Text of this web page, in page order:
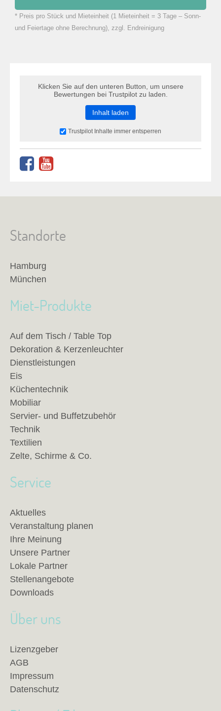
zu Warenkorb hinzugefügt.
* Preis pro Stück und Mieteinheit (1 Mieteinheit = 3 Tage – Sonn-
und Feiertage ohne Berechnung), zzgl. Endreinigung
Klicken Sie auf den unteren Button, um unsere
Bewertungen bei Trustpilot zu laden.
Inhalt laden
Trustpilot Inhalte immer entsperren
Standorte
Hamburg
München
Miet-Produkte
Auf dem Tisch / Table Top
Dekoration & Kerzenleuchter
Dienstleistungen
Eis
Küchentechnik
Mobiliar
Servier- und Buffetzubehör
Technik
Textilien
Zelte, Schirme & Co.
Service
Aktuelles
Veranstaltung planen
Ihre Meinung
Unsere Partner
Lokale Partner
Stellenangebote
Downloads
Über uns
Lizenzgeber
AGB
Impressum
Datenschutz